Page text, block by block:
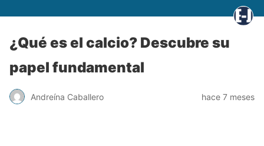
¿Qué es el calcio? Descubre su
papel fundamental
Andreína Caballero hace 7 meses